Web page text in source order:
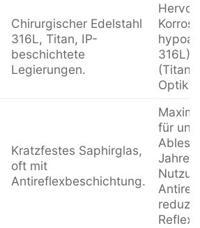
Chirurgischer Edelstahl
316L, Titan, IP-
beschichtete
Legierungen.
316L),
(Titan)
Optik
Kratzfestes Saphirglas,
oft mit
Antireflexbeschichtung.
für